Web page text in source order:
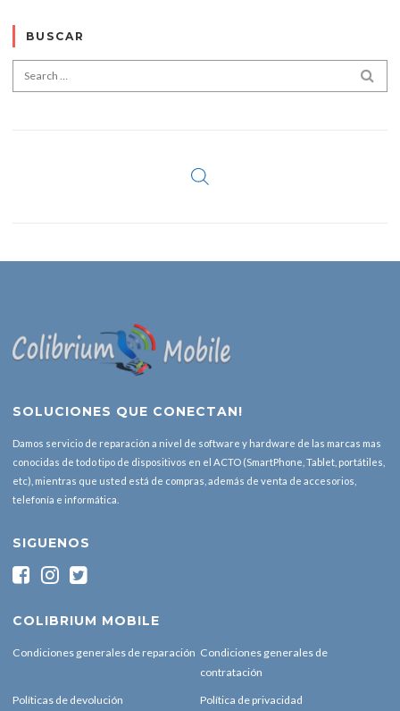
BUSCAR
Search for:
SOLUCIONES QUE CONECTAN!
Damos servicio de reparación a nivel de software y hardware de las marcas mas
conocidas de todo tipo de dispositivos en el ACTO (SmartPhone, Tablet, portátiles,
etc), mientras que usted está de compras, además de venta de accesorios,
telefonía e informática.
SIGUENOS
COLIBRIUM MOBILE
Condiciones generales de reparación Condiciones generales de
contratación
Políticas de devolución Política de privacidad